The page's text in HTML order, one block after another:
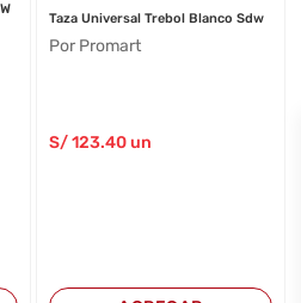
Taza Universal Trebol Blanco Sdw
Por Promart
S/123.40un